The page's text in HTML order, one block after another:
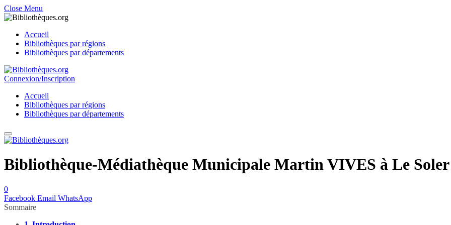
Close Menu
Accueil
Bibliothèques par régions
Bibliothèques par départements
Connexion/Inscription
Accueil
Bibliothèques par régions
Bibliothèques par départements
Bibliothèque-Médiathèque Municipale Martin VIVES à Le
0
Facebook Email WhatsApp
Sommaire